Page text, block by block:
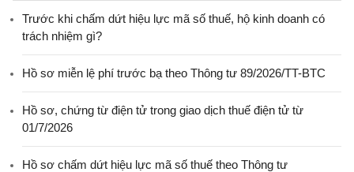
Trước khi chấm dứt hiệu lực mã số thuế, hộ kinh doanh có
trách nhiệm gì?
Hồ sơ miễn lệ phí trước bạ theo Thông tư 89/2026/TT-BTC
Hồ sơ, chứng từ điện tử trong giao dịch thuế điện tử từ
01/7/2026
Hồ sơ chấm dứt hiệu lực mã số thuế theo Thông tư